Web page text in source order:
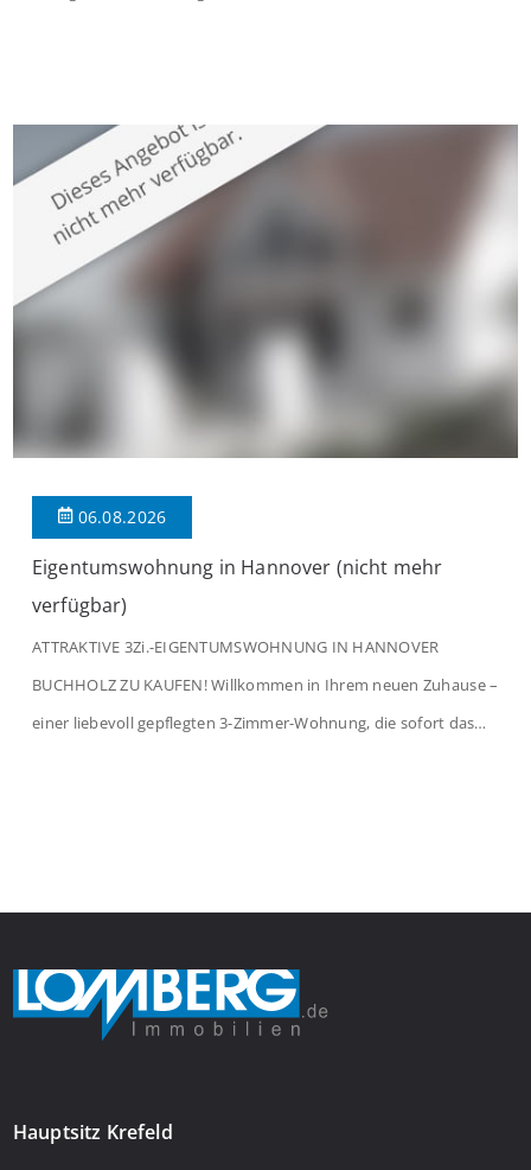
großzügige Räume und eine hochwertige Ausstattung, die
modernen Wohnkomfort mit einem stilvollen Ambiente
verbindet. Der […]
06.08.2026
Eigentumswohnung in Hannover (nicht mehr
verfügbar)
ATTRAKTIVE 3Zi.-EIGENTUMSWOHNUNG IN HANNOVER
BUCHHOLZ ZU KAUFEN! Willkommen in Ihrem neuen Zuhause –
einer liebevoll gepflegten 3-Zimmer-Wohnung, die sofort das
Hauptsitz Krefeld